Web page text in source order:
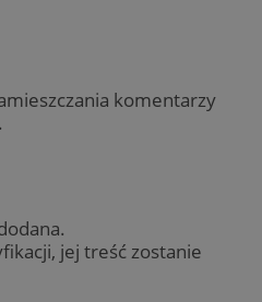
komentarzy
jej treść zostanie